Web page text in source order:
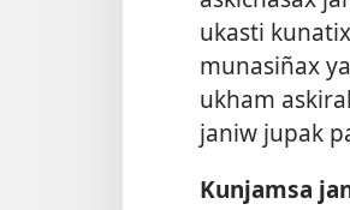
ukasti
munasiñax
ukham
janiw jupak
Kunjamsa